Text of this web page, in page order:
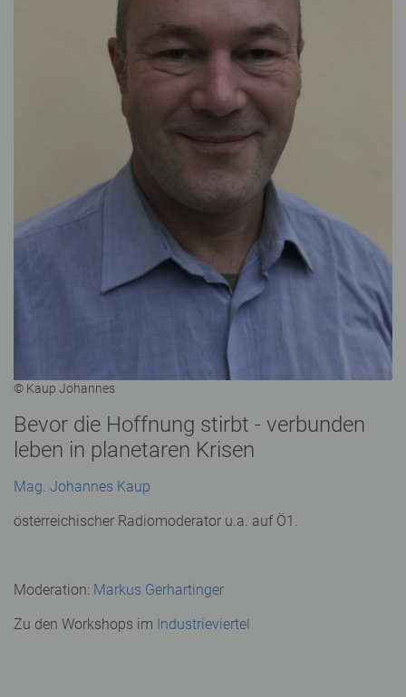
© Kaup Johannes
Bevor die Hoffnung stirbt - verbunden
leben in planetaren Krisen
Mag. Johannes Kaup
österreichischer Radiomoderator u.a. auf Ö1.
Moderation: Markus Gerhartinger
Zu den Workshops im Industrieviertel